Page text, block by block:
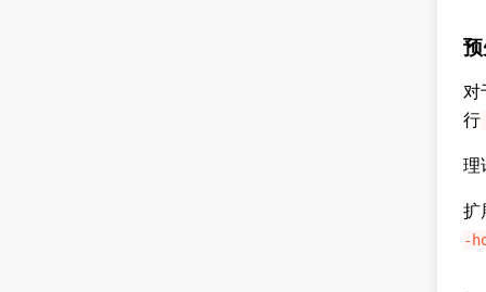
对
行
理
扩
-